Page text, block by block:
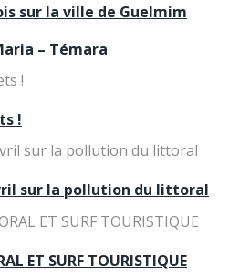
sur la ville de Guelmim
– Témara
!
sur la pollution du littoral
ET SURF TOURISTIQUE